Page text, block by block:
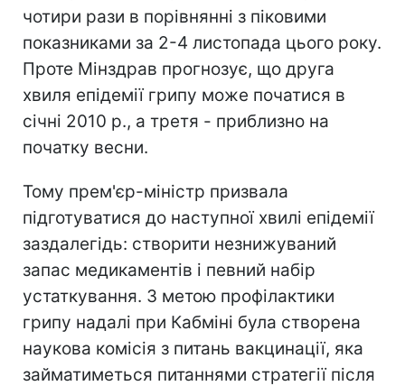
чотири рази в порівнянні з піковими
показниками за 2-4 листопада цього року.
Проте Мінздрав прогнозує, що друга
хвиля епідемії грипу може початися в
січні 2010 р., а третя - приблизно на
початку весни.
Тому прем'єр-міністр призвала
підготуватися до наступної хвилі епідемії
заздалегідь: створити незнижуваний
запас медикаментів і певний набір
устаткування. З метою профілактики
грипу надалі при Кабміні була створена
наукова комісія з питань вакцинації, яка
займатиметься питаннями стратегії після